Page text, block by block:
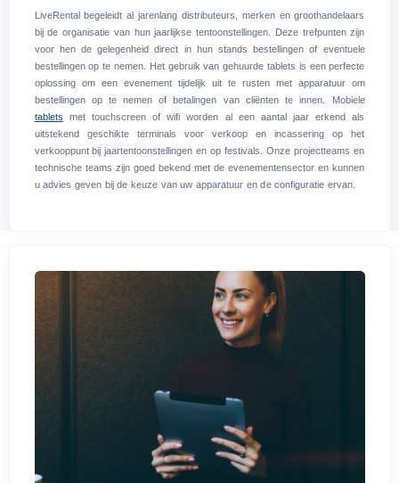
LiveRental begeleidt al jarenlang distributeurs, merken en groothandelaars
bij de organisatie van hun jaarlijkse tentoonstellingen. Deze trefpunten zijn
voor hen de gelegenheid direct in hun stands bestellingen of eventuele
bestellingen op te nemen. Het gebruik van gehuurde tablets is een perfecte
oplossing om een evenement tijdelijk uit te rusten met apparatuur om
bestellingen op te nemen of betalingen van cliënten te innen. Mobiele
tablets met touchscreen of wifi worden al een aantal jaar erkend als
uitstekend geschikte terminals voor verkoop en incassering op het
verkooppunt bij jaartentoonstellingen en op festivals. Onze projectteams en
technische teams zijn goed bekend met de evenementensector en kunnen
u advies geven bij de keuze van uw apparatuur en de configuratie ervan.